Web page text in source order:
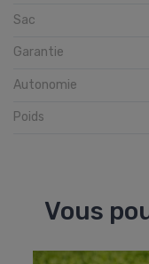
Sac
Garantie
Autonomie
Poids
Vous